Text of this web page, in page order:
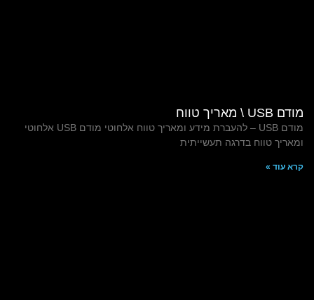
מודם USB \ מאריך טווח
מודם USB – להעברת מידע ומאריך טווח אלחוטי מודם USB אלחוטי
ומאריך טווח בדרגה תעשייתית
קרא עוד »